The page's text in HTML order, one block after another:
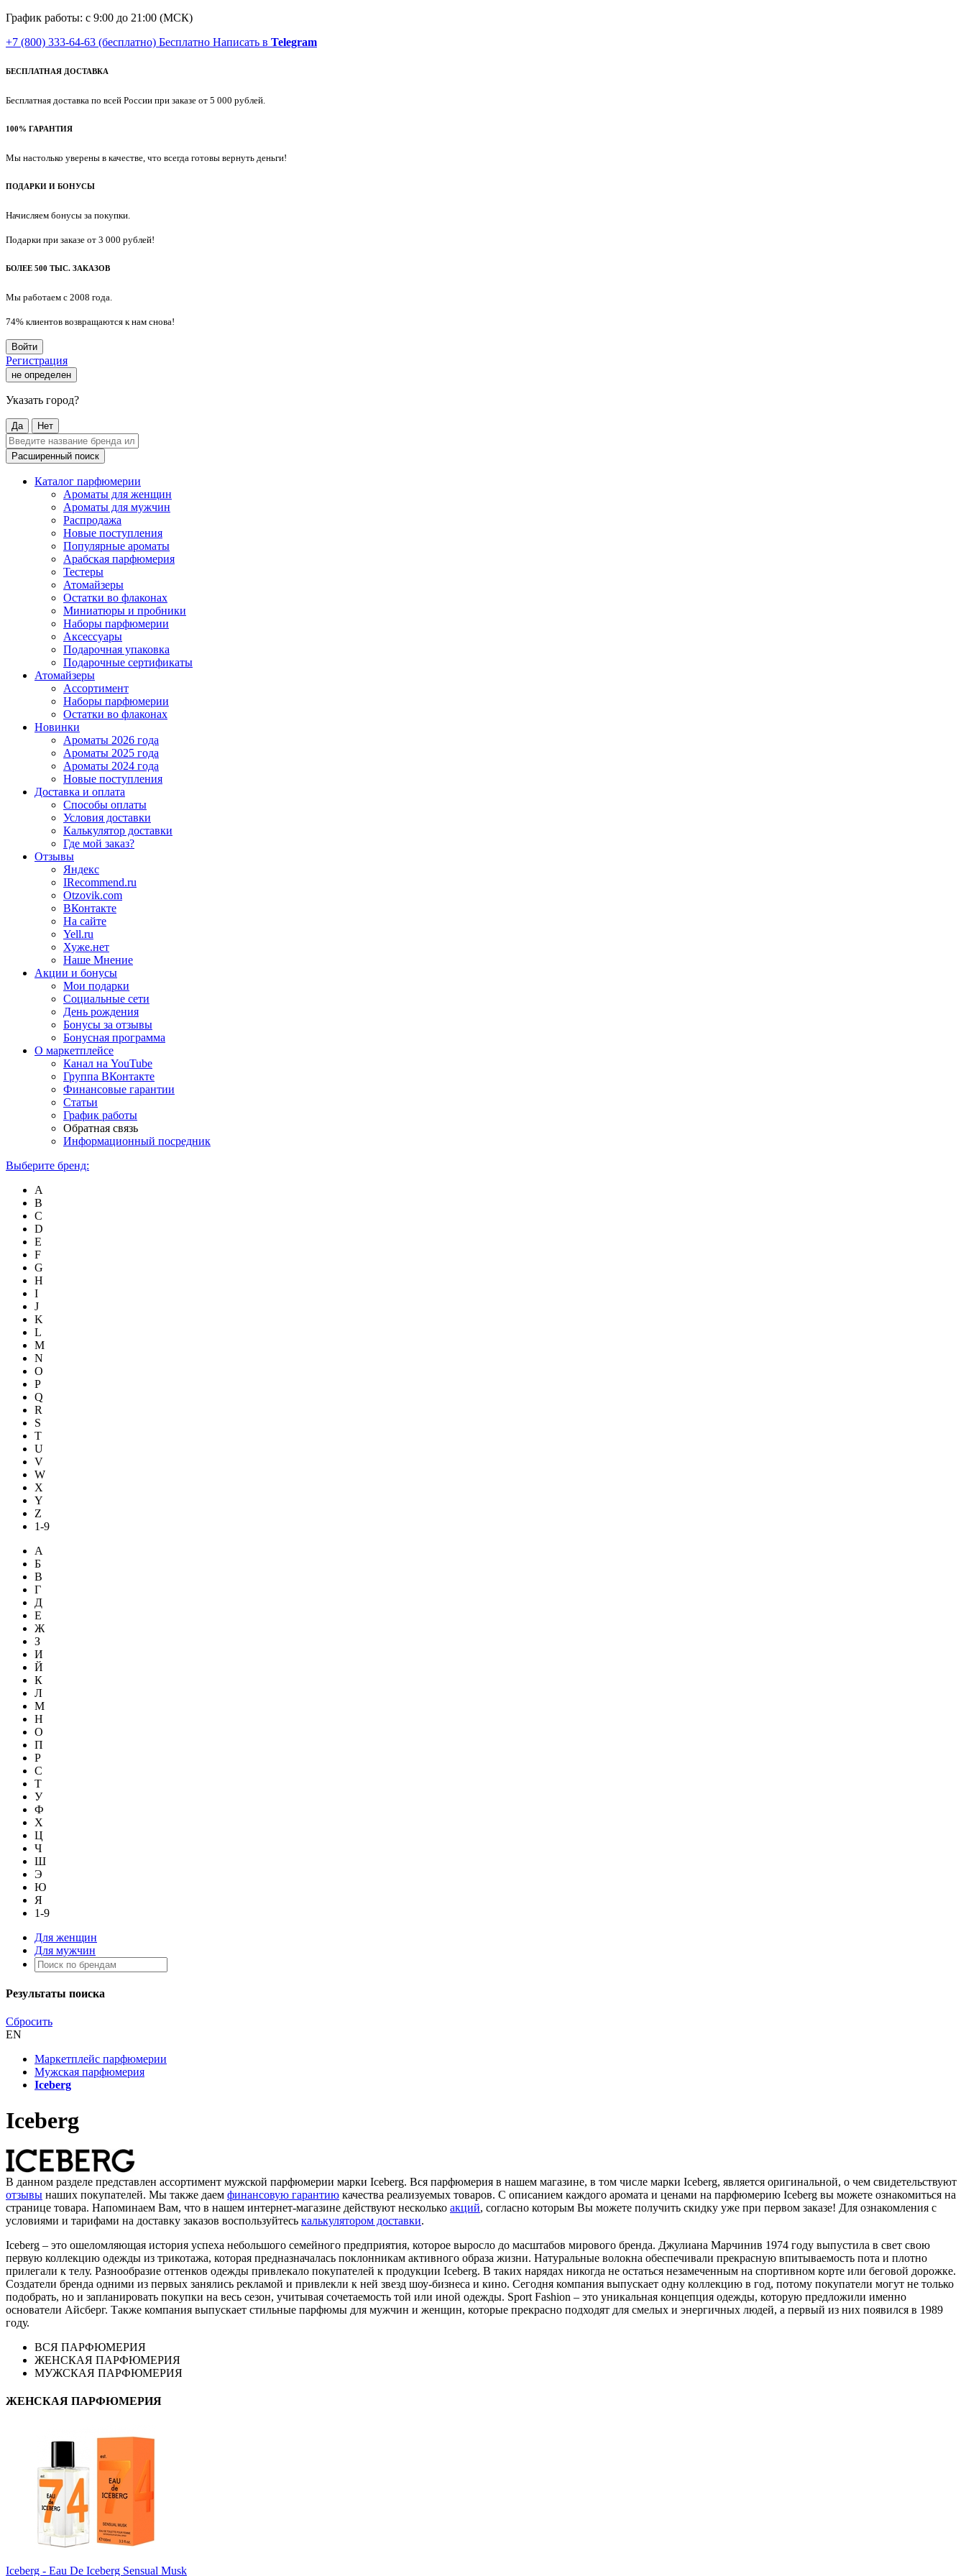
График работы: с 9:00 до 21:00 (МСК)
+7 (800) 333-64-63 (бесплатно) Бесплатно Написать в Telegram
БЕСПЛАТНАЯ ДОСТАВКА
Бесплатная доставка по всей России при заказе от 5 000 рублей.
100% ГАРАНТИЯ
Мы настолько уверены в качестве, что всегда готовы вернуть деньги!
ПОДАРКИ И БОНУСЫ
Начисляем бонусы за покупки.
Подарки при заказе от 3 000 рублей!
БОЛЕЕ 500 ТЫС. ЗАКАЗОВ
Мы работаем с 2008 года.
74% клиентов возвращаются к нам снова!
Войти
Регистрация
не определен
Указать город?
Да Нет
Расширенный поиск
Каталог парфюмерии
Ароматы для женщин
Ароматы для мужчин
Распродажа
Новые поступления
Популярные ароматы
Арабская парфюмерия
Тестеры
Атомайзеры
Остатки во флаконах
Миниатюры и пробники
Наборы парфюмерии
Аксессуары
Подарочная упаковка
Подарочные сертификаты
Атомайзеры
Ассортимент
Наборы парфюмерии
Остатки во флаконах
Новинки
Ароматы 2026 года
Ароматы 2025 года
Ароматы 2024 года
Новые поступления
Доставка и оплата
Способы оплаты
Условия доставки
Калькулятор доставки
Где мой заказ?
Отзывы
Яндекс
IRecommend.ru
Otzovik.com
ВКонтакте
На сайте
Yell.ru
Хуже.нет
Наше Мнение
Акции и бонусы
Мои подарки
Социальные сети
День рождения
Бонусы за отзывы
Бонусная программа
О маркетплейсе
Канал на YouTube
Группа ВКонтакте
Финансовые гарантии
Статьи
График работы
Обратная связь
Информационный посредник
Выберите бренд:
A
B
C
D
E
F
G
H
I
J
K
L
M
N
O
P
Q
R
S
T
U
V
W
X
Y
Z
1-9
А
Б
В
Г
Д
Е
Ж
З
И
Й
К
Л
М
Н
О
П
Р
С
Т
У
Ф
Х
Ц
Ч
Ш
Э
Ю
Я
1-9
Для женщин
Для мужчин
Результаты поиска
Сбросить
EN
Маркетплейс парфюмерии
Мужская парфюмерия
Iceberg
Iceberg
В данном разделе представлен ассортимент мужской парфюмерии марки Iceberg. Вся парфюмерия в нашем магазине, в том числе марки Iceberg, является оригинальной, о чем свидетельствуют
отзывы наших покупателей. Мы также даем финансовую гарантию качества реализуемых товаров. С описанием каждого аромата и ценами на парфюмерию Iceberg вы можете ознакомиться на
странице товара. Напоминаем Вам, что в нашем интернет-магазине действуют несколько акций, согласно которым Вы можете получить скидку уже при первом заказе! Для ознакомления с
условиями и тарифами на доставку заказов воспользуйтесь калькулятором доставки.
Iceberg – это ошеломляющая история успеха небольшого семейного предприятия, которое выросло до масштабов мирового бренда. Джулиана Марчинив 1974 году выпустила в свет свою
первую коллекцию одежды из трикотажа, которая предназначалась поклонникам активного образа жизни. Натуральные волокна обеспечивали прекрасную впитываемость пота и плотно
прилегали к телу. Разнообразие оттенков одежды привлекало покупателей к продукции Iceberg. В таких нарядах никогда не остаться незамеченным на спортивном корте или беговой дорожке.
Создатели бренда одними из первых занялись рекламой и привлекли к ней звезд шоу-бизнеса и кино. Сегодня компания выпускает одну коллекцию в год, потому покупатели могут не только
подобрать, но и запланировать покупки на весь сезон, учитывая сочетаемость той или иной одежды. Sport Fashion – это уникальная концепция одежды, которую предложили именно
основатели Айсберг. Также компания выпускает стильные парфюмы для мужчин и женщин, которые прекрасно подходят для смелых и энергичных людей, а первый из них появился в 1989
году.
ВСЯ ПАРФЮМЕРИЯ
ЖЕНСКАЯ ПАРФЮМЕРИЯ
МУЖСКАЯ ПАРФЮМЕРИЯ
ЖЕНСКАЯ ПАРФЮМЕРИЯ
Iceberg - Eau De Iceberg Sensual Musk